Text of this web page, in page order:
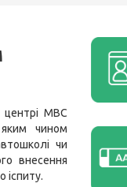
центрі МВС
яким чином
чи
внесення
іспиту.